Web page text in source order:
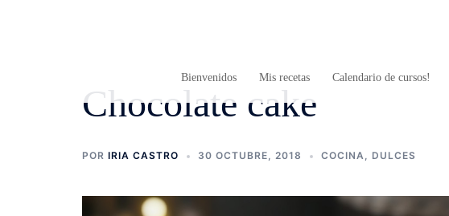
Bienvenidos Mis recetas Calendario de cursos!
Chocolate cake
POR IRIA CASTRO 30 OCTUBRE, 2018 COCINA, DULCES